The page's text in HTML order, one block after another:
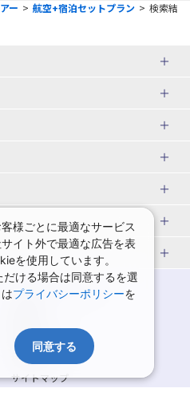
ー > 航空+宿泊セットプラン > 検索結
ＪＡＬで行く飛行機+ホテルパック
ユニバーサル・スタジオ・ジャパ
岩手旅行・ツアー
秋田旅行・ツアー
福島旅行・ツアー
神奈川旅行・ツアー
札幌旅行
日光旅行
大島旅行
定山渓温泉(北海道)
阿寒湖温泉(北海道)
知床温泉(北海道)
家族・子連れ旅行 国内版
女子旅 国内版
ゴールデンウィーク（GW）の国内
旅行
7月の国内旅行
9月の国内旅行
11月の国内旅行
プライバシーポリシー
商標について
採用情報
サイトマップ
様ごとに最適なサービス
イト外で最適な広告を表
を使用しています。
ける場合は同意するを選
プライバシーポリシーを
同意する